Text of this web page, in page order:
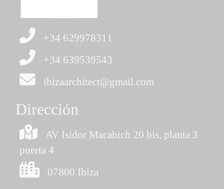
+34 629978311
+34 639539543
ibizaarchitect@gmail.com
Dirección
AV Isidor Macabich 20 bis, planta 3
puerta 4
07800 Ibiza